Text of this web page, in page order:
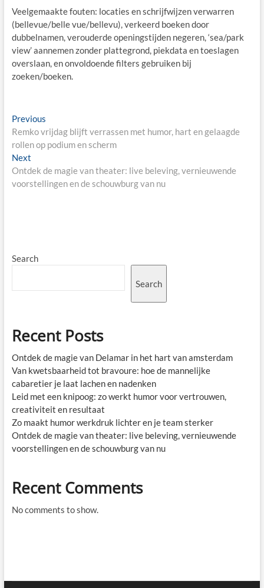
Veelgemaakte fouten: locaties en schrijfwijzen verwarren
(bellevue/belle vue/bellevu), verkeerd boeken door
dubbelnamen, verouderde openingstijden negeren, ‘sea/park
view’ aannemen zonder plattegrond, piekdata en toeslagen
overslaan, en onvoldoende filters gebruiken bij
zoeken/boeken.
Post
navigation
PreviousPrevious
post:
Remko vrijdag blijft verrassen met humor, hart en gelaagde
rollen op podium en scherm
NextNext
post:
Ontdek de magie van theater: live beleving, vernieuwende
voorstellingen en de schouwburg van nu
Search
Search
Recent Posts
Ontdek de magie van Delamar in het hart van amsterdam
Van kwetsbaarheid tot bravoure: hoe de mannelijke
cabaretier je laat lachen en nadenken
Leid met een knipoog: zo werkt humor voor vertrouwen,
creativiteit en resultaat
Zo maakt humor werkdruk lichter en je team sterker
Ontdek de magie van theater: live beleving, vernieuwende
voorstellingen en de schouwburg van nu
Recent Comments
No comments to show.